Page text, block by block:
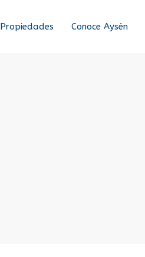
Propiedades Conoce Aysén